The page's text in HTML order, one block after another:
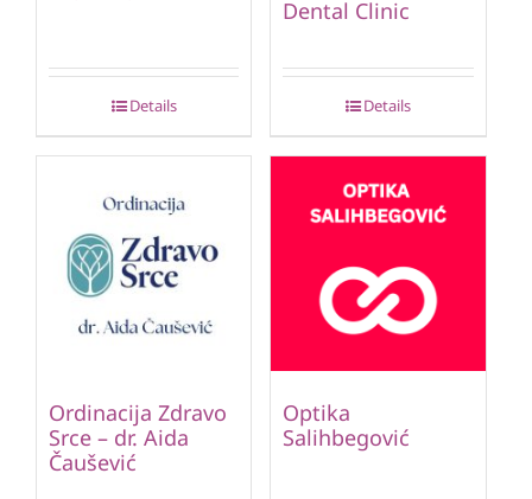
Details
Dental Clinic
Details
Ordinacija Zdravo
Srce – dr. Aida
Čaušević
Optika
Salihbegović